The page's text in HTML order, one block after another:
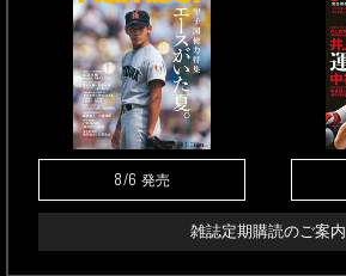
8/6 発売
雑誌定期購読のご案内